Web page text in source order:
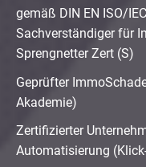
gemäß DIN EN ISO/
Sachverständiger für
Sprengnetter Zert (S)
Geprüfter
Akademie)
Zertifizierter
Automatisierung